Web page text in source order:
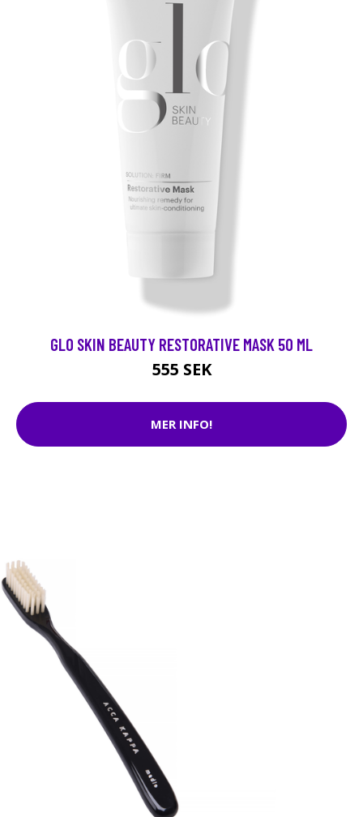
GLO SKIN BEAUTY RESTORATIVE MASK 50 ML
555 SEK
MER INFO!